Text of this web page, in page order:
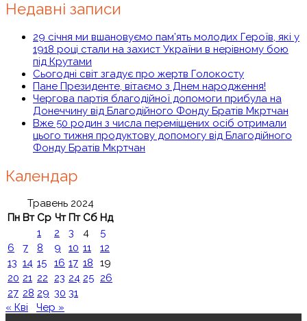
Недавні записи
29 січня ми вшановуємо пам’ять молодих Героїв, які у
1918 році стали на захист України в нерівному бою
під Крутами
Сьогодні світ згадує про жертв Голокосту
Пане Президенте, вітаємо з Днем народження!
Чергова партія благодійної допомоги прибула на
Донеччину від Благодійного Фонду Братів Мкртчан
Вже 50 родин з числа переміщених осіб отримали
цього тижня продуктову допомогу від Благодійного
Фонду Братів Мкртчан
Календар
Травень 2024
Пн Вт Ср Чт Пт Сб Нд
1
2 3 4
5
6
7 8 9 10 11
12
13 14 15 16 17 18
19
20 21 22 23 24 25 26
27 28 29 30 31
« Кві
Чер »